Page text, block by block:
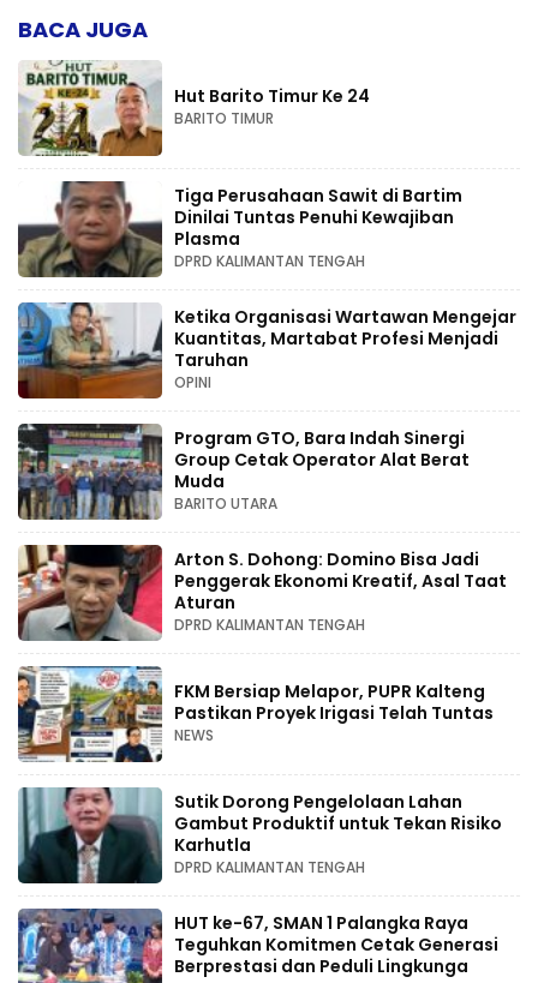
BACA JUGA
Hut Barito Timur Ke 24
BARITO TIMUR
Tiga Perusahaan Sawit di Bartim
Dinilai Tuntas Penuhi Kewajiban
Plasma
DPRD KALIMANTAN TENGAH
Ketika Organisasi Wartawan Mengejar
Kuantitas, Martabat Profesi Menjadi
Taruhan
OPINI
Program GTO, Bara Indah Sinergi
Group Cetak Operator Alat Berat
Muda
BARITO UTARA
Arton S. Dohong: Domino Bisa Jadi
Penggerak Ekonomi Kreatif, Asal Taat
Aturan
DPRD KALIMANTAN TENGAH
FKM Bersiap Melapor, PUPR Kalteng
Pastikan Proyek Irigasi Telah Tuntas
NEWS
Sutik Dorong Pengelolaan Lahan
Gambut Produktif untuk Tekan Risiko
Karhutla
DPRD KALIMANTAN TENGAH
HUT ke-67, SMAN 1 Palangka Raya
Teguhkan Komitmen Cetak Generasi
Berprestasi dan Peduli Lingkunga